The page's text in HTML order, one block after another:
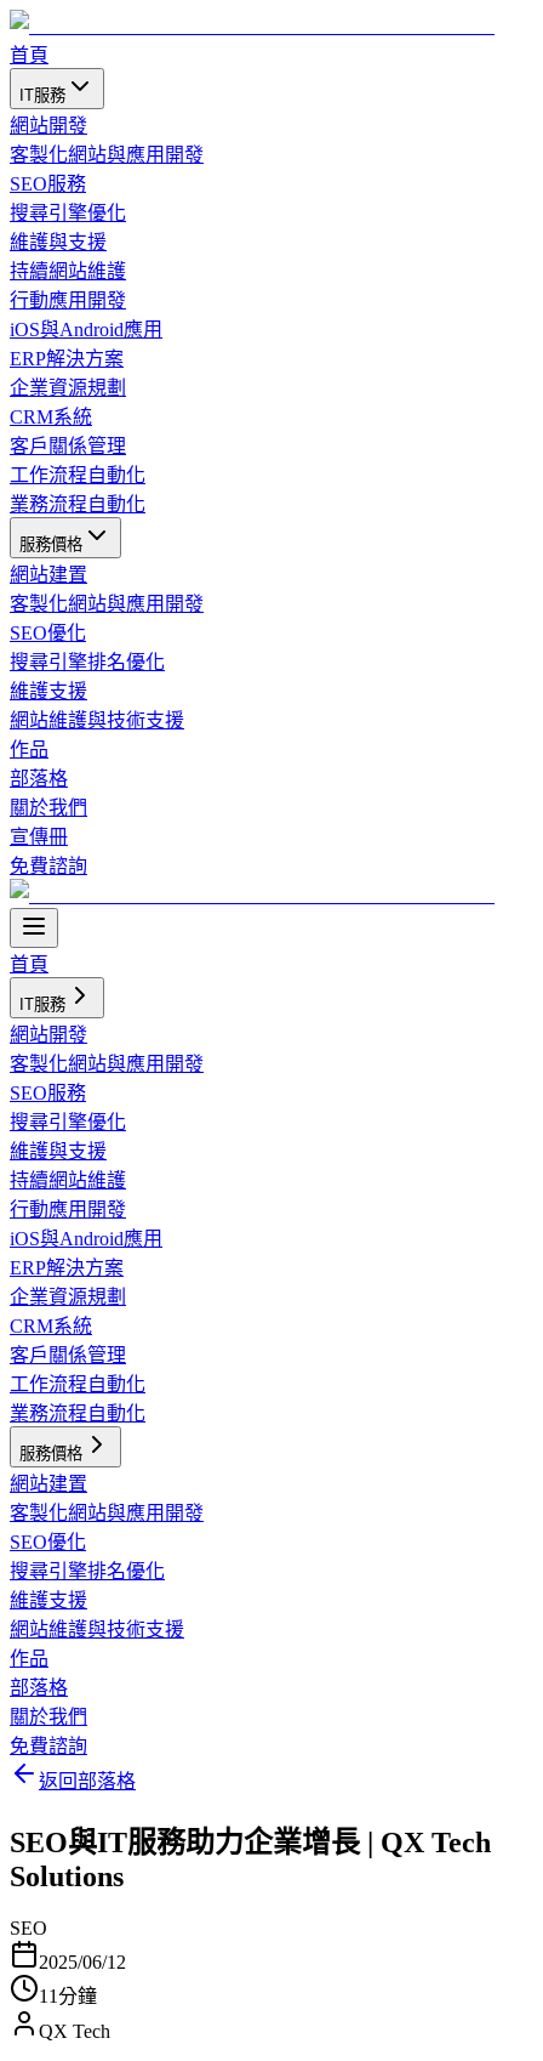
首頁
IT服務
網站開發
客製化網站與應用開發
SEO服務
搜尋引擎優化
維護與支援
持續網站維護
行動應用開發
iOS與Android應用
ERP解決方案
企業資源規劃
CRM系統
客戶關係管理
工作流程自動化
業務流程自動化
服務價格
網站建置
客製化網站與應用開發
SEO優化
搜尋引擎排名優化
維護支援
網站維護與技術支援
作品
部落格
關於我們
宣傳冊
免費諮詢
首頁
IT服務
網站開發
客製化網站與應用開發
SEO服務
搜尋引擎優化
維護與支援
持續網站維護
行動應用開發
iOS與Android應用
ERP解決方案
企業資源規劃
CRM系統
客戶關係管理
工作流程自動化
業務流程自動化
服務價格
網站建置
客製化網站與應用開發
SEO優化
搜尋引擎排名優化
維護支援
網站維護與技術支援
作品
部落格
關於我們
免費諮詢
返回部落格
SEO與IT服務助力企業增長 | QX Tech
Solutions
SEO
2025/06/12
11分鐘
QX Tech